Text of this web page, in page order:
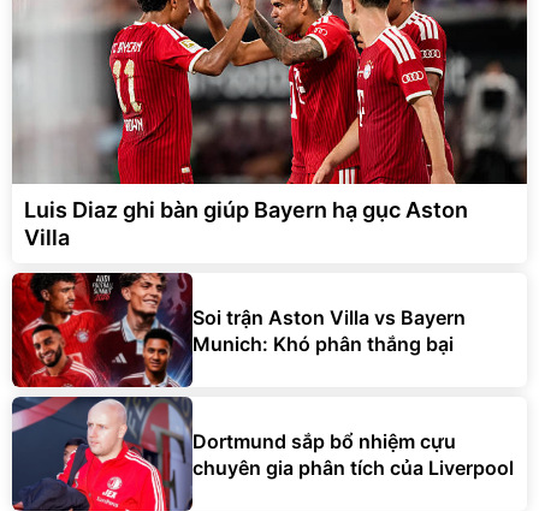
Luis Diaz ghi bàn giúp Bayern hạ gục Aston
Villa
Soi trận Aston Villa vs Bayern
Munich: Khó phân thắng bại
Dortmund sắp bổ nhiệm cựu
chuyên gia phân tích của Liverpool